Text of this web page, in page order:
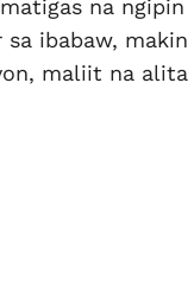
na ngipin
sa ibabaw,
maliit na